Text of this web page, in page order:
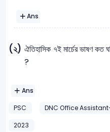
Ans
(২) ঐতিহাসিক ৭ই মার্চের ভাষণ কত
?
Ans
PSC
DNC Office
2023